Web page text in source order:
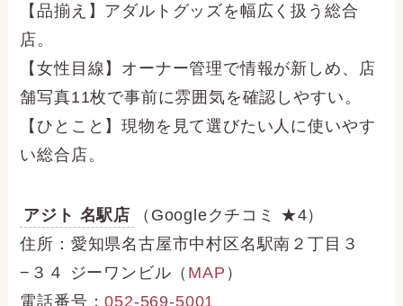
【品揃え】アダルトグッズを幅広く扱う総合
店。
【女性目線】オーナー管理で情報が新しめ、店
舗写真11枚で事前に雰囲気を確認しやすい。
【ひとこと】現物を見て選びたい人に使いやす
い総合店。
アジト 名駅店
（Googleクチコミ ★4）
住所：愛知県名古屋市中村区名駅南２丁目３
−３４ ジーワンビル（ MAP ）
電話番号：052-569-5001